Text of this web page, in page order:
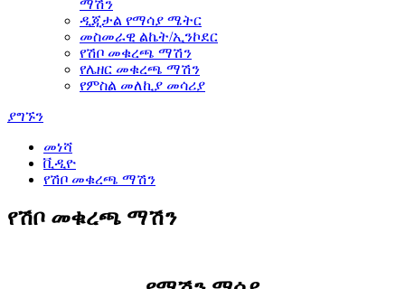
ማሽን
ዲጂታል የማሳያ ሜትር
መስመራዊ ልኬት/ኢንኮደር
የሽቦ መቁረጫ ማሽን
የሌዘር መቁረጫ ማሽን
የምስል መለኪያ መሳሪያ
ያግኙን
መነሻ
ቪዲዮ
የሽቦ መቁረጫ ማሽን
የሽቦ መቁረጫ ማሽን